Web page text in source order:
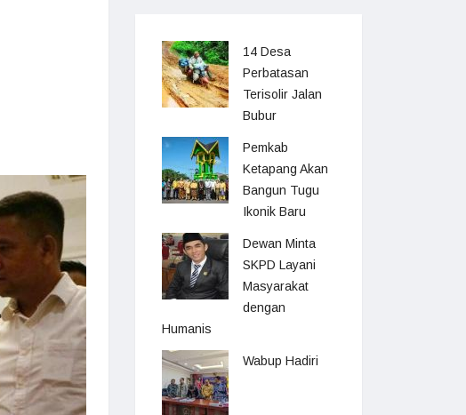
14 Desa
Perbatasan
Terisolir Jalan
Bubur
Pemkab
Ketapang Akan
Bangun Tugu
Ikonik Baru
Dewan Minta
SKPD Layani
Masyarakat
dengan
Humanis
Wabup Hadiri